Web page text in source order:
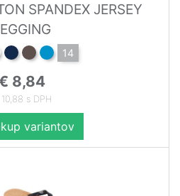
SPANDEX JERSEY
14
8,84
s DPH
variantov